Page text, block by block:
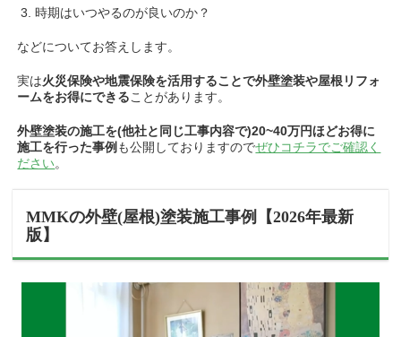
時期はいつやるのが良いのか？
などについてお答えします。
実は火災保険や地震保険を活用することで外壁塗装や屋根リフォ
ームをお得にできることがあります。
外壁塗装の施工を(他社と同じ工事内容で)20~40万円ほどお得に
施工を行った事例 も公開しておりますのでぜひコチラでご確認く
ださい。
MMKの外壁(屋根)塗装施工事例【2026年最新
版】